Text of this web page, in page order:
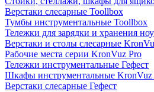
Верстаки слесарные Toollbox
Тумбы инструментальные Toollbox
Тележки для зарядки и хранения
Верстаки и столы слесарные
Рабочие места серии KronVuz Pro
Тележки инструментальные Гефест
Шкафы инструментальные
Верстаки слесарные Гефест